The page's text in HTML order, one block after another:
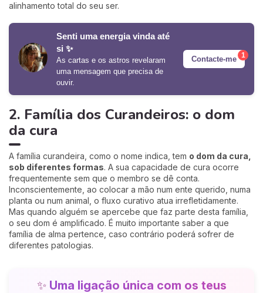
alinhamento total do seu ser.
Senti uma energia vinda até
si ✨
As cartas e os astros revelaram
uma mensagem que precisa de
ouvir.
Contacte-me 1
2. Família dos Curandeiros: o dom
da cura
A família curandeira, como o nome indica, tem o dom da cura,
sob diferentes formas. A sua capacidade de cura ocorre
frequentemente sem que o membro se dê conta.
Inconscientemente, ao colocar a mão num ente querido, numa
planta ou num animal, o fluxo curativo atua irrefletidamente.
Mas quando alguém se apercebe que faz parte desta família,
o seu dom é amplificado. É muito importante saber a que
família de alma pertence, caso contrário poderá sofrer de
diferentes patologias.
✨ Uma ligação única com os teus